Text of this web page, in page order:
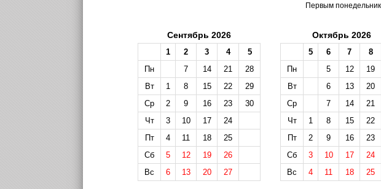
Первым
Сентябрь 2026
1 2 3 4
5
Пн
7 14 21
28
Вт
1 8 15 22
29
Ср
2 9 16 23
30
Чт
3 10 17
24
Пт
4 11 18
25
Сб
5 12 19
26
Вс
6 13 20 27
Октябрь 2026
5 6 7 8
Пн
5 12 19
Вт
6 13 20
Ср
7 14 21
Чт
1 8 15 22
Пт
2 9 16 23
Сб
3 10 17 24
Вс
4 11 18 25